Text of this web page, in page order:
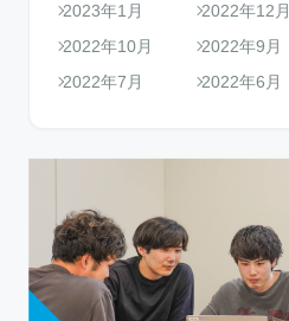
2023年1月
2022年12月
2022年10月
2022年9月
2022年7月
2022年6月